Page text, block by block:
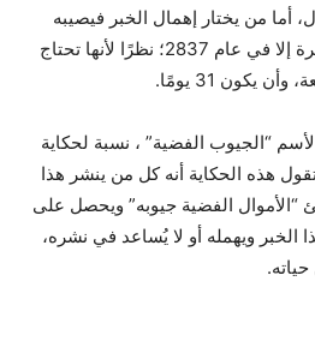
أما من يختار إهمال الخبر فيصيبه
فقر شديد، ولن تتكرر الظاهرة إلا في عام 2837؛ نظرًا لأنها تحتاج
يكون 31 يومًا.
“الجيوب الفضية” ، نسبة لحكاية
هذه الحكاية أنه كل من ينشر هذا
“الأموال الفضية جيوبه” ويحصل على
الخبر ويهمله أو لا يُساعد في نشره،